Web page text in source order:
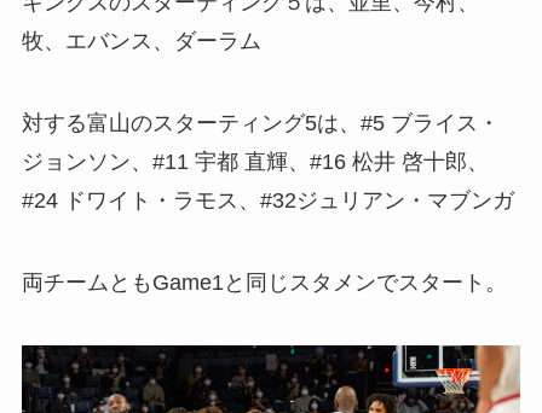
牧、エバンス、ダーラム
対する富山のスターティング5は、#5 ブライス・
ジョンソン、#11 宇都 直輝、#16 松井 啓十郎、
#24 ドワイト・ラモス、#32ジュリアン・マブンガ
両チームともGame1と同じスタメンでスタート。